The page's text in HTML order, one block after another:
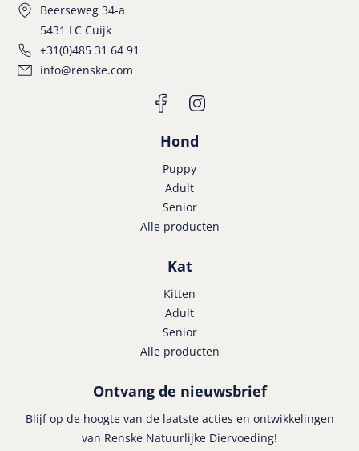
Beerseweg 34-a
5431 LC Cuijk
+31(0)485 31 64 91
info@renske.com
Hond
Puppy
Adult
Senior
Alle producten
Kat
Kitten
Adult
Senior
Alle producten
Ontvang de nieuwsbrief
Blijf op de hoogte van de laatste acties en ontwikkelingen
van Renske Natuurlijke Diervoeding!